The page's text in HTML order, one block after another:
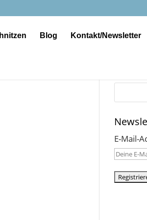
Blog Kontakt/Newsletter
E-Mail-